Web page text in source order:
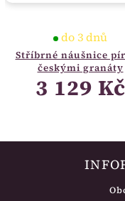
Stříbrné náušnice
českými granáty
do 3 dnů
3 129 Kč